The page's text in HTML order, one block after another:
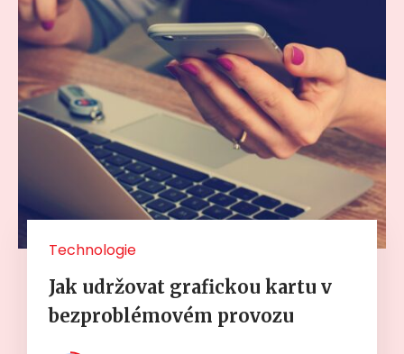
Technologie
Jak udržovat grafickou kartu v
bezproblémovém provozu